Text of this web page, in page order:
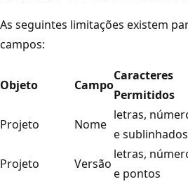
As seguintes limitações existem
campos:
Objeto Campo
Caracteres
Permitidos
Projeto
Nome
letras,
e sublinhados
Projeto Versão
letras,
e pontos